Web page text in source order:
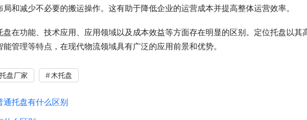
和减少不必要的搬运操作。这有助于降低企业的运营成本并提高整体运营效率。
在功能、技术应用、应用领域以及成本效益等方面存在明显的区别。定位托盘以其
管理等特点，在现代物流领域具有广泛的应用前景和优势。
托盘厂家 木托盘
通托盘有什么区别